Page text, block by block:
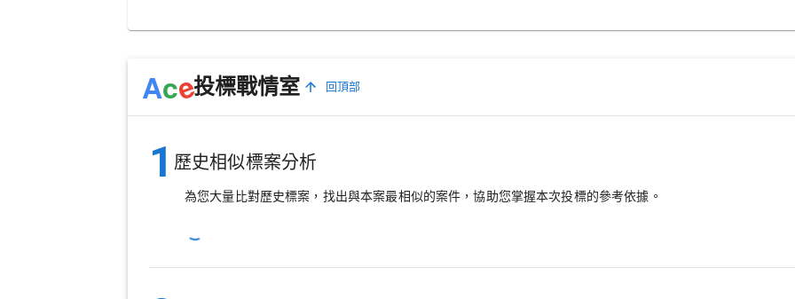
Ace投標戰情室 回頂部
1 歷史相似標案分析
為您大量比對歷史標案，找出與本案最相似的案件，協助您掌握本次投標的參考依據。